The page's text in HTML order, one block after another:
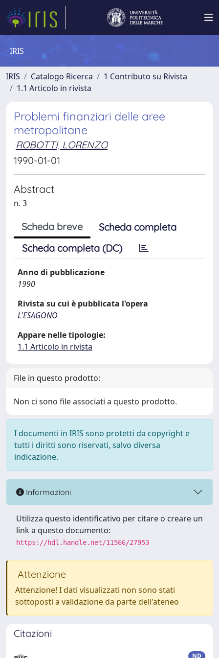
IRIS
IRIS Catalogo Ricerca
1 Contributo su Rivista
1.1 Articolo in rivista
Problemi finanziari delle aree
metropolitane
ROBOTTI, LORENZO
1990-01-01
Abstract
n. 3
Scheda breve
Scheda completa
Scheda completa (DC)
Anno di pubblicazione
1990
Rivista su cui è pubblicata l'opera
L'ESAGONO
Appare nelle tipologie:
1.1 Articolo in rivista
File in questo prodotto:
Non ci sono file associati a questo prodotto.
I documenti in IRIS sono protetti da copyright e
tutti i diritti sono riservati, salvo diversa
indicazione.
Informazioni
Utilizza questo identificativo per citare o creare un
link a questo documento:
https://hdl.handle.net/11566/27953
Attenzione
Attenzione! I dati visualizzati non sono stati
sottoposti a validazione da parte dell'ateneo
Citazioni
ND